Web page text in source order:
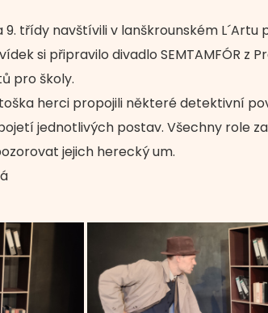
9. třídy navštívili v lanškrounském
si připravilo divadlo SEMTAMFÓR z
pro školy.
herci propojili některé detektivní
jednotlivých postav. Všechny role
jejich herecký um.